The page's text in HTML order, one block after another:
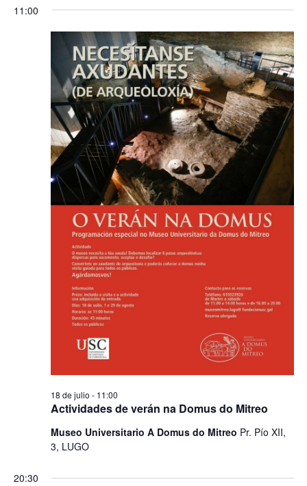
11:00
Actividades de verán na Domus do Mitreo
18 de julio - 11:00
Museo Universitario A Domus do Mitreo Pr. Pío XII,
3, LUGO
20:30